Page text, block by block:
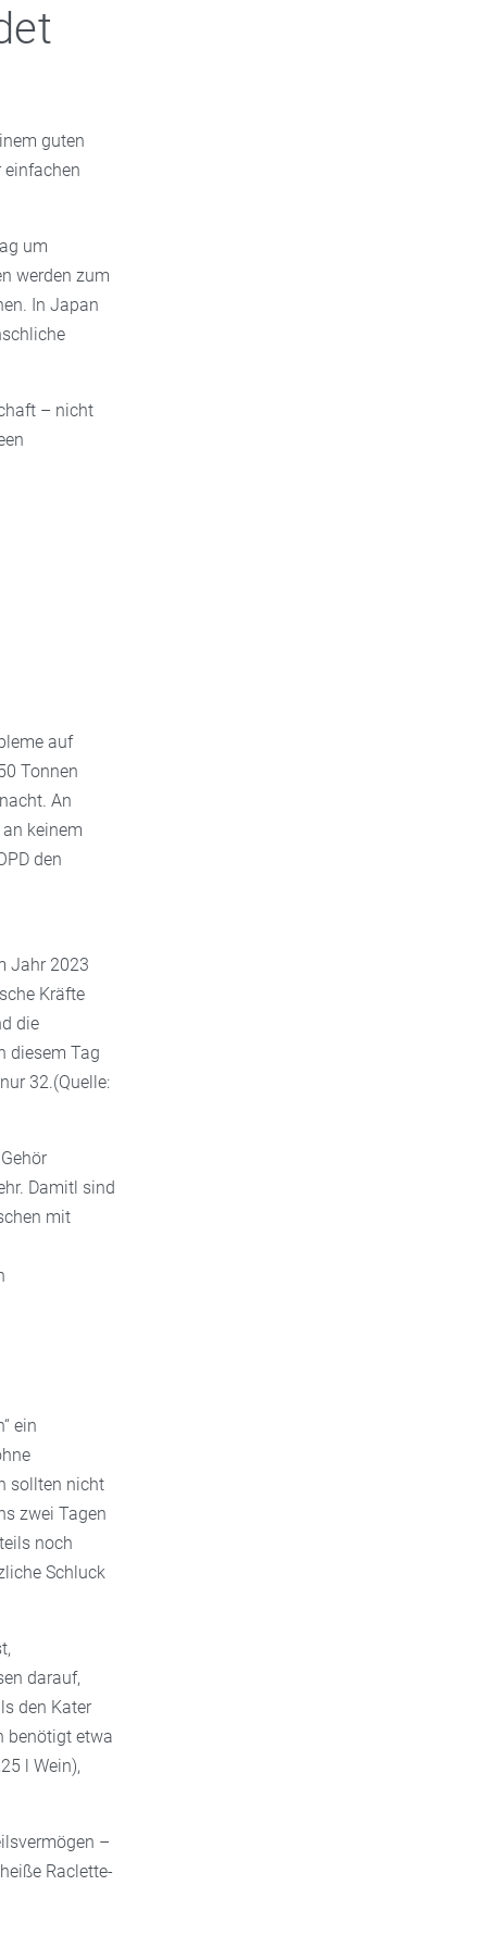
guten
um
werden zum
In Japan
– nicht
auf
Tonnen
An
keinem
den
Jahr 2023
Kräfte
die
diesem Tag
32.(Quelle:
Damitl sind
mit
ein
sollten nicht
zwei Tagen
noch
Schluck
darauf,
den Kater
benötigt etwa
l Wein),
–
Raclette-